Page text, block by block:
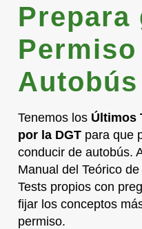
Prepara
Permiso
Autobús
Tenemos los Últimos
por la DGT para que
conducir de autobús.
Manual del Teórico
Tests propios con
fijar los conceptos
permiso.